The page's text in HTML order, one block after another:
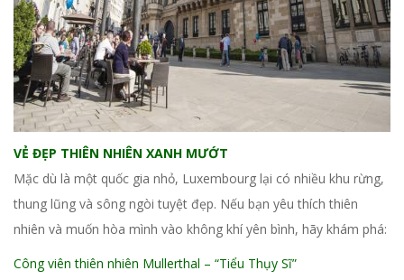
VẺ ĐẸP THIÊN NHIÊN XANH MƯỚT
Mặc dù là một quốc gia nhỏ, Luxembourg lại có nhiều khu rừng,
thung lũng và sông ngòi tuyệt đẹp. Nếu bạn yêu thích thiên
nhiên và muốn hòa mình vào không khí yên bình, hãy khám phá:
Công viên thiên nhiên Mullerthal – “Tiểu Thụy Sĩ”